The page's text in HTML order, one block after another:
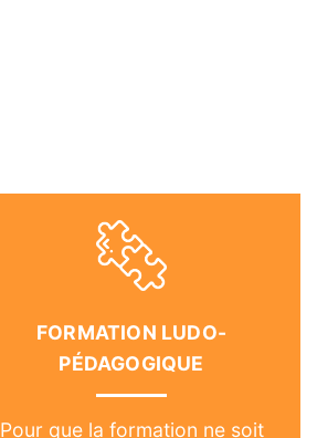
FORMATION LUDO-
PÉDAGOGIQUE
Pour que la formation ne soit